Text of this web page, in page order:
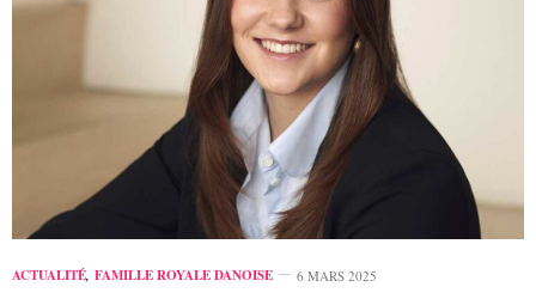
ACTUALITÉ, FAMILLE ROYALE DANOISE 6 MARS 2025